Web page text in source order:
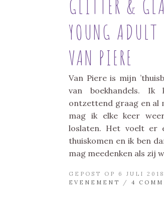
GLITTER &
YOUNG
VAN PIERE
Van Piere is mijn
van boekhandels.
ontzettend graag en al
mag ik elke keer
loslaten. Het voelt er
thuiskomen en ik ben
mag meedenken als zij
GEPOST OP 6 JULI
EVENEMENT
/ 4